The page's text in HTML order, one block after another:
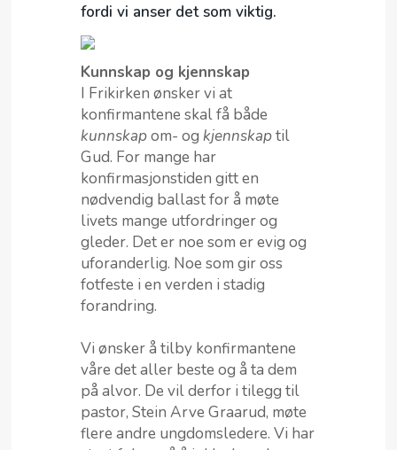
fordi vi anser det som viktig.
Kunnskap og kjennskap
I Frikirken ønsker vi at
konfirmantene skal få både
kunnskapom- og kjennskaptil
Gud. For mange har
konfirmasjonstiden gitt en
nødvendig ballast for å møte
livets mange utfordringer og
gleder. Det er noe som er evig og
uforanderlig. Noe som gir oss
fotfeste i en verden i stadig
forandring.
Vi ønsker å tilby konfirmantene
våre det aller beste og å ta dem
på alvor. De vil derfor i tilegg til
pastor, Stein Arve Graarud, møte
flere andre ungdomsledere. Vi har